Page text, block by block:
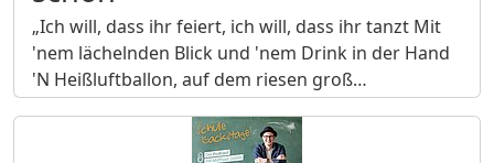
„Ich will, dass ihr feiert, ich will, dass ihr tanzt Mit
'nem lächelnden Blick und 'nem Drink in der Hand
'N Heißluftballon, auf dem riesen groß…